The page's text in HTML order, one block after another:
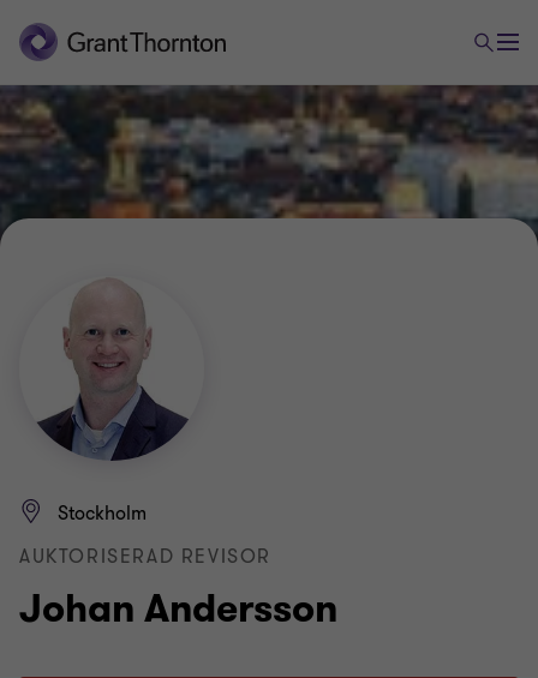
Johan Andersson
Stockholm
AUKTORISERAD REVISOR